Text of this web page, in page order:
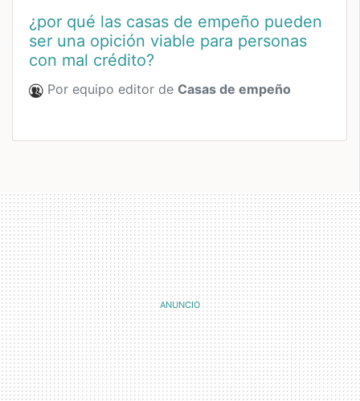
¿por qué las casas de empeño pueden
ser una opición viable para personas
con mal crédito?
Por equipo editor de Casas de empeño